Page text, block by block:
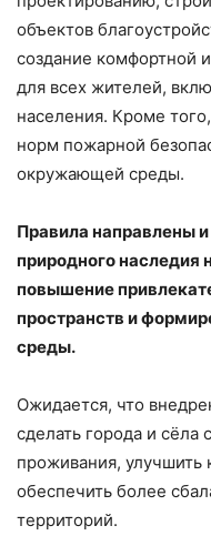
объектов
создание комфортной
для всех жителей,
населения. Кроме
норм пожарной
окружающей среды.
Правила направлены
природного наследия
повышение
пространств и
среды.
Ожидается, что
сделать города и
проживания, улучшить
обеспечить более
территорий.